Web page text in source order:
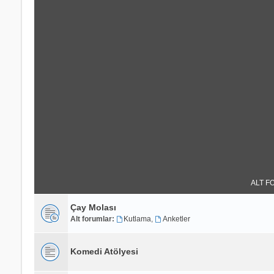
ALT
Çay Molası
Alt forumlar: Kutlama, Anketler
Komedi Atölyesi